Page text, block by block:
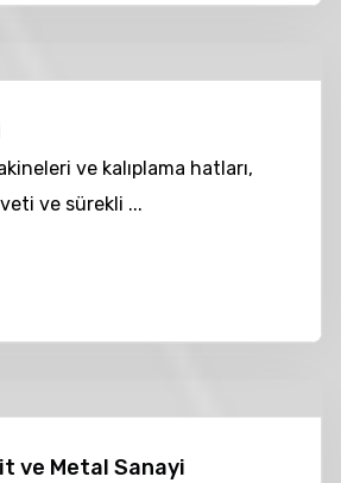
ve kalıplama hatları,
ve sürekli ...
ve Metal Sanayi